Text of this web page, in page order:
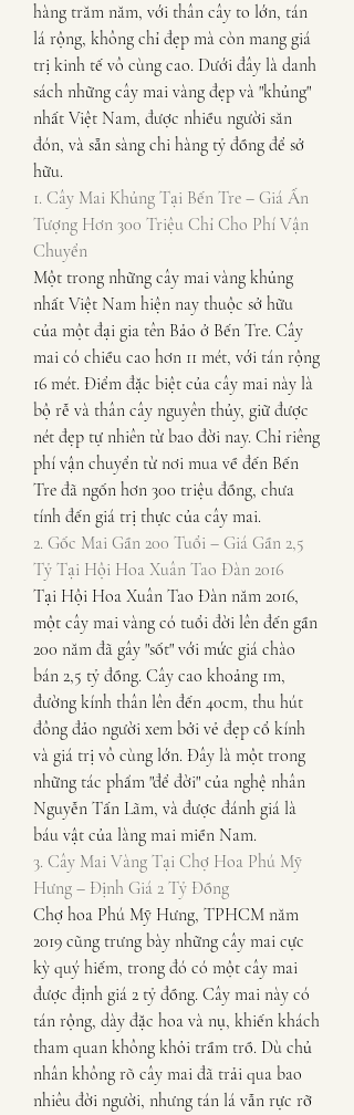
hàng trăm năm, với thân cây to lớn, tán
lá rộng, không chỉ đẹp mà còn mang giá
trị kinh tế vô cùng cao. Dưới đây là danh
sách những cây mai vàng đẹp và "khủng"
nhất Việt Nam, được nhiều người săn
đón, và sẵn sàng chi hàng tỷ đồng để sở
hữu.
1. Cây Mai Khủng Tại Bến Tre – Giá Ấn
Tượng Hơn 300 Triệu Chỉ Cho Phí Vận
Chuyển
Một trong những cây mai vàng khủng
nhất Việt Nam hiện nay thuộc sở hữu
của một đại gia tên Bảo ở Bến Tre. Cây
mai có chiều cao hơn 11 mét, với tán rộng
16 mét. Điểm đặc biệt của cây mai này là
bộ rễ và thân cây nguyên thủy, giữ được
nét đẹp tự nhiên từ bao đời nay. Chỉ riêng
phí vận chuyển từ nơi mua về đến Bến
Tre đã ngốn hơn 300 triệu đồng, chưa
tính đến giá trị thực của cây mai.
2. Gốc Mai Gần 200 Tuổi – Giá Gần 2,5
Tỷ Tại Hội Hoa Xuân Tao Đàn 2016
Tại Hội Hoa Xuân Tao Đàn năm 2016,
một cây mai vàng có tuổi đời lên đến gần
200 năm đã gây "sốt" với mức giá chào
bán 2,5 tỷ đồng. Cây cao khoảng 1m,
đường kính thân lên đến 40cm, thu hút
đông đảo người xem bởi vẻ đẹp cổ kính
và giá trị vô cùng lớn. Đây là một trong
những tác phẩm "để đời" của nghệ nhân
Nguyễn Tấn Lãm, và được đánh giá là
báu vật của làng mai miền Nam.
3. Cây Mai Vàng Tại Chợ Hoa Phú Mỹ
Hưng – Định Giá 2 Tỷ Đồng
Chợ hoa Phú Mỹ Hưng, TPHCM năm
2019 cũng trưng bày những cây mai cực
kỳ quý hiếm, trong đó có một cây mai
được định giá 2 tỷ đồng. Cây mai này có
tán rộng, dày đặc hoa và nụ, khiến khách
tham quan không khỏi trầm trồ. Dù chủ
nhân không rõ cây mai đã trải qua bao
nhiêu đời người, nhưng tán lá vẫn rực rỡ